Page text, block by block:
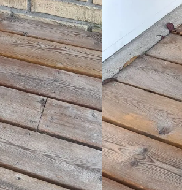
N/A
Categories:
🚚 Fri fragt–
⏰ Hurtig
✅ Sikkerhed
🔄 Returret–
💳 Betaling–